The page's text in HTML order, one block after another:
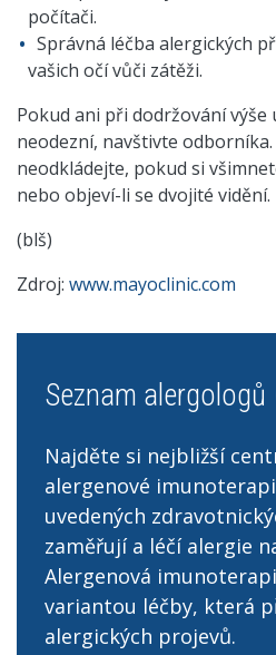
počítači.
Správná léčba alergických
vašich očí vůči zátěži.
Pokud ani při dodržování výše
neodezní, navštivte
neodkládejte, pokud si
nebo objeví-li se dvojité vidění.
(blš)
Zdroj: www.mayoclinic.com
Seznam alergologů
Najděte si nejbližší
alergenové
uvedených
zaměřují a léčí alergie
Alergenová
variantou léčby, která
alergických projevů.